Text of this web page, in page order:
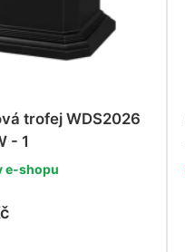
trofej WDS2026
- 1
e-shopu